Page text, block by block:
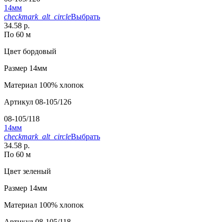
14мм
checkmark_alt_circleВыбрать
34.58 р.
По 60 м
Цвет бордовый
Размер 14мм
Материал 100% хлопок
Артикул 08-105/126
08-105/118
14мм
checkmark_alt_circleВыбрать
34.58 р.
По 60 м
Цвет зеленый
Размер 14мм
Материал 100% хлопок